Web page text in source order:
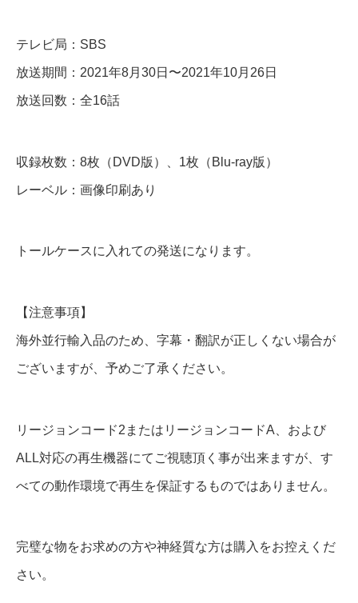
u
-
r
テレビ局：SBS
放送期間：2021年8月30日〜2021年10月26日
放送回数：全16話
収録枚数：8枚（DVD版）、1枚（Blu-ray版）
レーベル：画像印刷あり
トールケースに入れての発送になります。
【注意事項】
海外並行輸入品のため、字幕・翻訳が正しくない場合が
ございますが、予めご了承ください。
リージョンコード2またはリージョンコードA、および
ALL対応の再生機器にてご視聴頂く事が出来ますが、す
べての動作環境で再生を保証するものではありません。
完璧な物をお求めの方や神経質な方は購入をお控えくだ
さい。